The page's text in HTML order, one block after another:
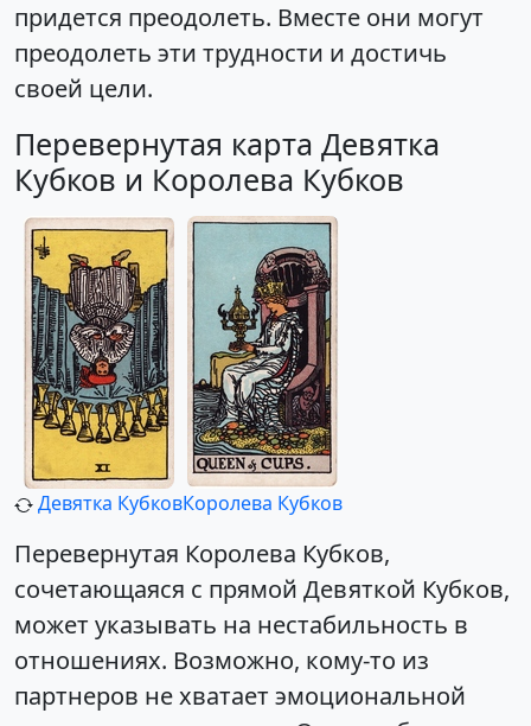
придется преодолеть. Вместе они могут
преодолеть эти трудности и достичь
своей цели.
Перевернутая карта Девятка
Кубков и Королева Кубков
Девятка КубковКоролева Кубков
Перевернутая Королева Кубков,
сочетающаяся с прямой Девяткой Кубков,
может указывать на нестабильность в
отношениях. Возможно, кому-то из
партнеров не хватает эмоциональной